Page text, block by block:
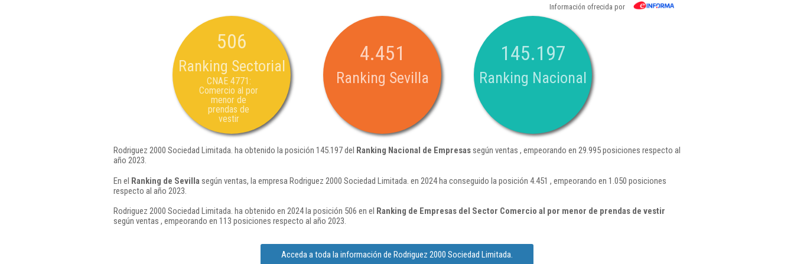
Información ofrecida por
506
Ranking Sectorial
CNAE 4771:
Comercio al por
menor de
prendas de
vestir
4.451
Ranking Sevilla
145.197
Ranking Nacional
Rodriguez 2000 Sociedad Limitada. ha obtenido la posición 145.197 del Ranking Nacional de Empresassegún ventas , empeorando en 29.995 posiciones respecto al
año 2023.
En el Ranking de Sevilla según ventas, la empresa Rodriguez 2000 Sociedad Limitada. en 2024 ha conseguido la posición 4.451 , empeorando en 1.050 posiciones
respecto al año 2023.
Rodriguez 2000 Sociedad Limitada. ha obtenido en 2024 la posición 506 en el Ranking de Empresas del Sector Comercio al por menor de prendas de vestir
según ventas , empeorando en 113 posiciones respecto al año 2023.
Acceda a toda la información de Rodriguez 2000 Sociedad Limitada.